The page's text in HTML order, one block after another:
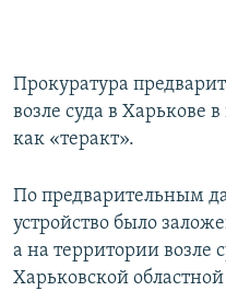
Прокуратура
возле суда в Харькове
как «теракт».
По предварительным
устройство было
а на территории возле
Харьковской